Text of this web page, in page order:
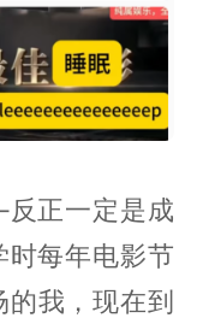
正一定是成
每年电影节
我，现在到